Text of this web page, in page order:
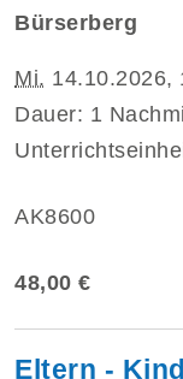
Bürserberg
Mi. 14.10.2026,
Dauer: 1
AK8600
48,00 €
Eltern -